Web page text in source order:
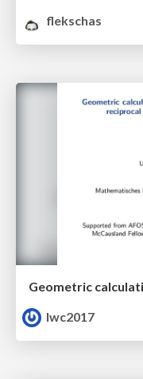
flekschas
lwc2017